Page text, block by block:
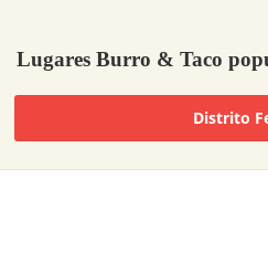
Lugares Burro & Taco
Distrito